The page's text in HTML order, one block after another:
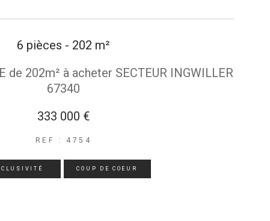
6 pièces - 202 m²
de 202m² à acheter SECTEUR INGWILLER
67340
333 000 €
REF : 4754
COUP DE COEUR